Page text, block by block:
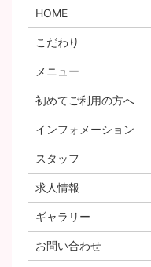
HOME
こだわり
メニュー
初めてご利用の方へ
インフォメーション
スタッフ
求人情報
ギャラリー
お問い合わせ